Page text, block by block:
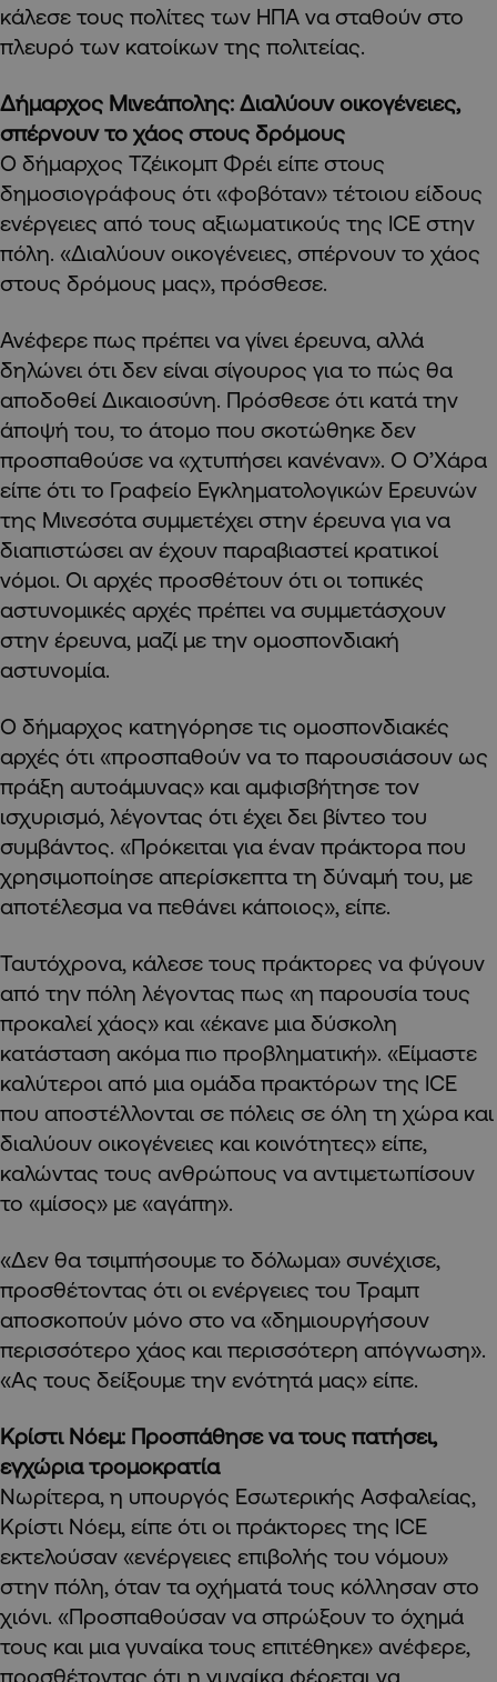
κάλεσε τους πολίτες των ΗΠΑ να σταθούν στο
πλευρό των κατοίκων της πολιτείας.
Δήμαρχος Μινεάπολης: Διαλύουν οικογένειες,
σπέρνουν το χάος στους δρόμους
Ο δήμαρχος Τζέικομπ Φρέι είπε στους
δημοσιογράφους ότι «φοβόταν» τέτοιου είδους
ενέργειες από τους αξιωματικούς της ICE στην
πόλη. «Διαλύουν οικογένειες, σπέρνουν το χάος
στους δρόμους μας», πρόσθεσε.
Ανέφερε πως πρέπει να γίνει έρευνα, αλλά
δηλώνει ότι δεν είναι σίγουρος για το πώς θα
αποδοθεί Δικαιοσύνη. Πρόσθεσε ότι κατά την
άποψή του, το άτομο που σκοτώθηκε δεν
προσπαθούσε να «χτυπήσει κανέναν». Ο Ο’Χάρα
είπε ότι το Γραφείο Εγκληματολογικών Ερευνών
της Μινεσότα συμμετέχει στην έρευνα για να
διαπιστώσει αν έχουν παραβιαστεί κρατικοί
νόμοι. Οι αρχές προσθέτουν ότι οι τοπικές
αστυνομικές αρχές πρέπει να συμμετάσχουν
στην έρευνα, μαζί με την ομοσπονδιακή
αστυνομία.
Ο δήμαρχος κατηγόρησε τις ομοσπονδιακές
αρχές ότι «προσπαθούν να το παρουσιάσουν ως
πράξη αυτοάμυνας» και αμφισβήτησε τον
ισχυρισμό, λέγοντας ότι έχει δει βίντεο του
συμβάντος. «Πρόκειται για έναν πράκτορα που
χρησιμοποίησε απερίσκεπτα τη δύναμή του, με
αποτέλεσμα να πεθάνει κάποιος», είπε.
Ταυτόχρονα, κάλεσε τους πράκτορες να φύγουν
από την πόλη λέγοντας πως «η παρουσία τους
προκαλεί χάος» και «έκανε μια δύσκολη
κατάσταση ακόμα πιο προβληματική». «Είμαστε
καλύτεροι από μια ομάδα πρακτόρων της ICE
που αποστέλλονται σε πόλεις σε όλη τη χώρα και
διαλύουν οικογένειες και κοινότητες» είπε,
καλώντας τους ανθρώπους να αντιμετωπίσουν
το «μίσος» με «αγάπη».
«Δεν θα τσιμπήσουμε το δόλωμα» συνέχισε,
προσθέτοντας ότι οι ενέργειες του Τραμπ
αποσκοπούν μόνο στο να «δημιουργήσουν
περισσότερο χάος και περισσότερη απόγνωση».
«Ας τους δείξουμε την ενότητά μας» είπε.
Κρίστι Νόεμ: Προσπάθησε να τους πατήσει,
εγχώρια τρομοκρατία
Νωρίτερα, η υπουργός Εσωτερικής Ασφαλείας,
Κρίστι Νόεμ, είπε ότι οι πράκτορες της ICE
εκτελούσαν «ενέργειες επιβολής του νόμου»
στην πόλη, όταν τα οχήματά τους κόλλησαν στο
χιόνι. «Προσπαθούσαν να σπρώξουν το όχημά
τους και μια γυναίκα τους επιτέθηκε» ανέφερε,
προσθέτοντας ότι η γυναίκα φέρεται να